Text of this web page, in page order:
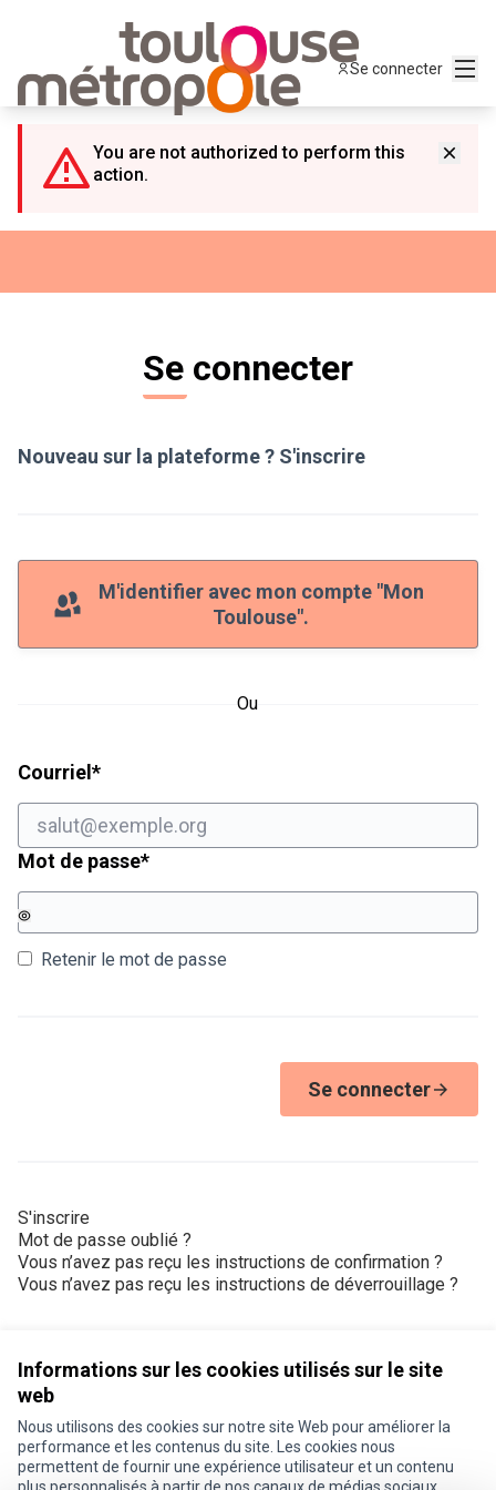
Informations sur les cookies utilisés sur le site
web
Nous utilisons des cookies sur notre site Web pour améliorer la
performance et les contenus du site. Les cookies nous
permettent de fournir une expérience utilisateur et un contenu
Se connecter
You are not authorized to perform this
action.
Se connecter
Nouveau sur la plateforme ? S'inscrire
M'identifier avec mon compte "Mon
Toulouse".
Ou
Courriel *Champ obligatoire
Mot de passe*Champ obligatoire
Retenir le mot de passe
Se connecter
S'inscrire
Mot de passe oublié ?
Vous n’avez pas reçu les instructions de confirmation ?
Vous n’avez pas reçu les instructions de déverrouillage ?
Conditions d'utilisation
Paramètres des cookies
Je participe ! sur X
Je participe ! sur Facebook
Je participe ! sur Instagram